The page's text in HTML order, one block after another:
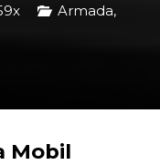
Armada,
Mobil